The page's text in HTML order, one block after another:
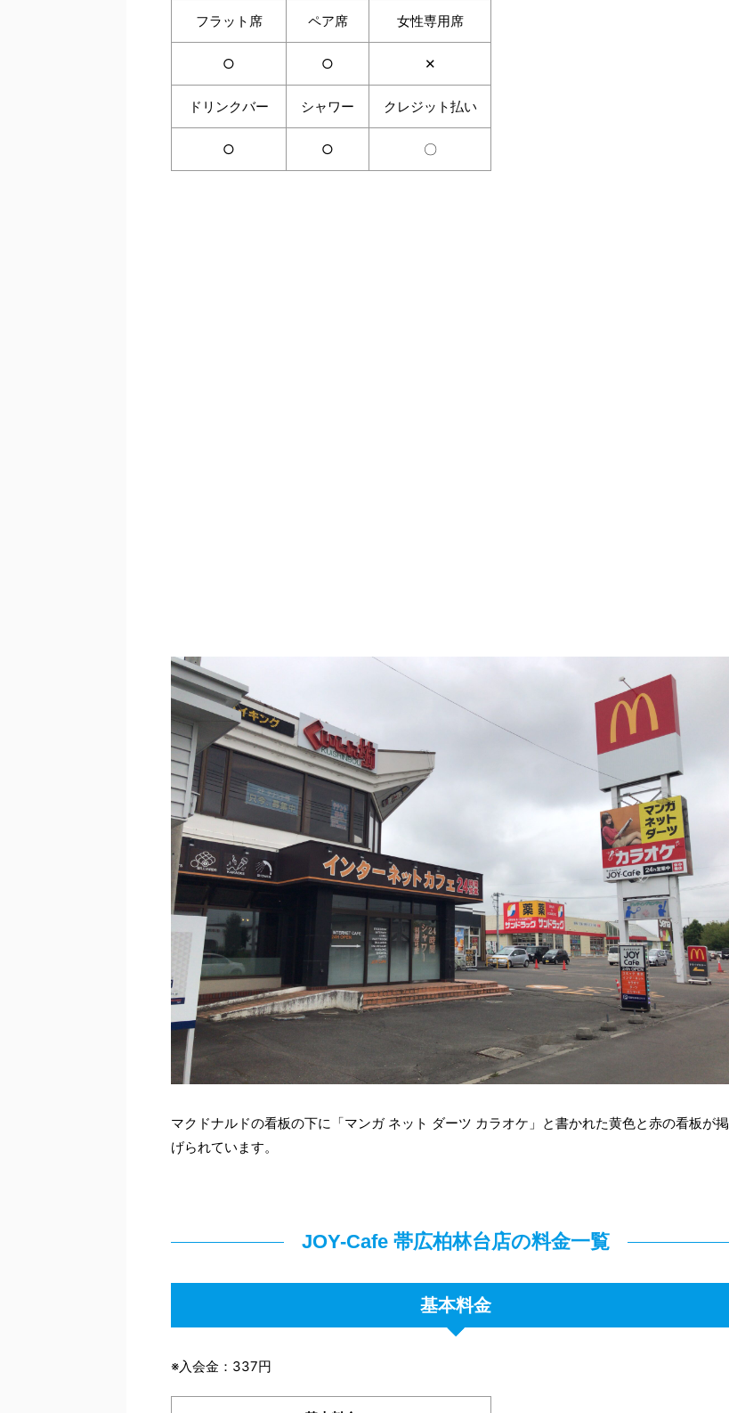
フラット席 ペア席 女性専用席
○ ○ ✕
ドリンクバー シャワー クレジット払い
○ ○ 〇
マクドナルドの看板の下に「マンガ ネット ダーツ カラオケ」と書かれた黄色と赤の看板が掲
げられています。
JOY-Cafe 帯広柏林台店の料金一覧
基本料金
※入会金：337円